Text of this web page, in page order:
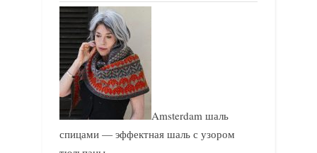
Amsterdam шаль
спицами — эффектная шаль с узором